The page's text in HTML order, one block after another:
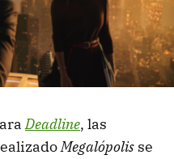
Deadline, las
Megalópolis se